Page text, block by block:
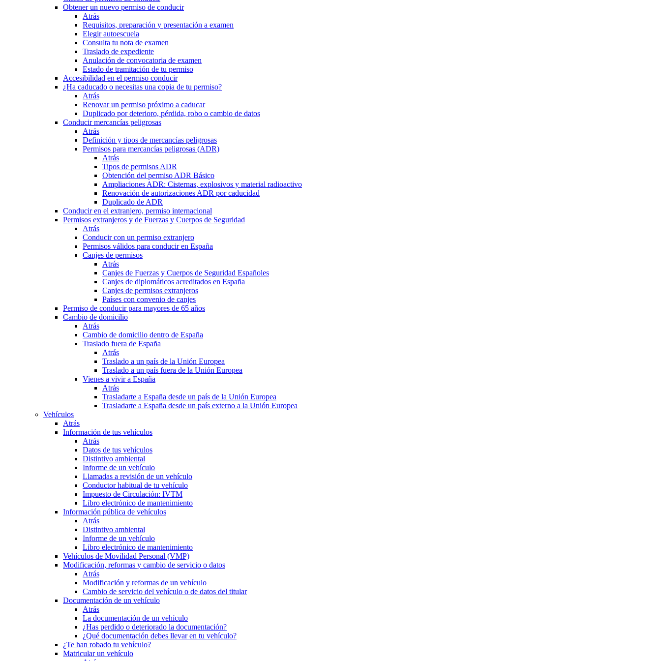
Obtener un nuevo permiso de conducir
Atrás
Requisitos, preparación y presentación a examen
Elegir autoescuela
Consulta tu nota de examen
Traslado de expediente
Anulación de convocatoria de examen
Estado de tramitación de tu permiso
Accesibilidad en el permiso conducir
¿Ha caducado o necesitas una copia de tu permiso?
Atrás
Renovar un permiso próximo a caducar
Duplicado por deterioro, pérdida, robo o cambio de datos
Conducir mercancías peligrosas
Atrás
Definición y tipos de mercancías peligrosas
Permisos para mercancías peligrosas (ADR)
Atrás
Tipos de permisos ADR
Obtención del permiso ADR Básico
Ampliaciones ADR: Cisternas, explosivos y material radioactivo
Renovación de autorizaciones ADR por caducidad
Duplicado de ADR
Conducir en el extranjero, permiso internacional
Permisos extranjeros y de Fuerzas y Cuerpos de Seguridad
Atrás
Conducir con un permiso extranjero
Permisos válidos para conducir en España
Canjes de permisos
Atrás
Canjes de Fuerzas y Cuerpos de Seguridad Españoles
Canjes de diplomáticos acreditados en España
Canjes de permisos extranjeros
Países con convenio de canjes
Permiso de conducir para mayores de 65 años
Cambio de domicilio
Atrás
Cambio de domicilio dentro de España
Traslado fuera de España
Atrás
Traslado a un país de la Unión Europea
Traslado a un país fuera de la Unión Europea
Vienes a vivir a España
Atrás
Trasladarte a España desde un país de la Unión Europea
Trasladarte a España desde un país externo a la Unión Europea
Vehículos
Atrás
Información de tus vehículos
Atrás
Datos de tus vehículos
Distintivo ambiental
Informe de un vehículo
Llamadas a revisión de un vehículo
Conductor habitual de tu vehículo
Impuesto de Circulación: IVTM
Libro electrónico de mantenimiento
Información pública de vehículos
Atrás
Distintivo ambiental
Informe de un vehículo
Libro electrónico de mantenimiento
Vehículos de Movilidad Personal (VMP)
Modificación, reformas y cambio de servicio o datos
Atrás
Modificación y reformas de un vehículo
Cambio de servicio del vehículo o de datos del titular
Documentación de un vehículo
Atrás
La documentación de un vehículo
¿Has perdido o deteriorado la documentación?
¿Qué documentación debes llevar en tu vehículo?
¿Te han robado tu vehículo?
Matricular un vehículo